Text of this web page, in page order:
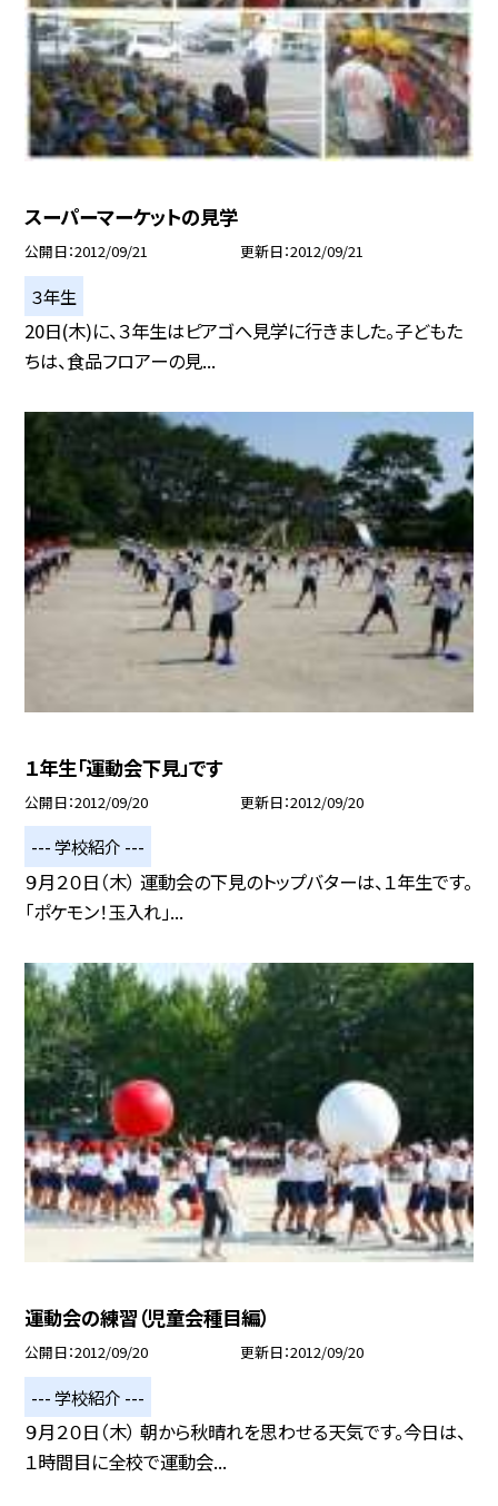
スーパーマーケットの見学
公開日 2012/09/21 更新日 2012/09/21
３年生
20日(木)に、３年生はピアゴへ見学に行きました。子どもた
ちは、食品フロアーの見...
１年生「運動会下見」です
公開日 2012/09/20 更新日 2012/09/20
--- 学校紹介 ---
９月２０日（木） 運動会の下見のトップバターは、１年生です。
「ポケモン！玉入れ」...
運動会の練習（児童会種目編）
公開日 2012/09/20 更新日 2012/09/20
--- 学校紹介 ---
９月２０日（木） 朝から秋晴れを思わせる天気です。今日は、
１時間目に全校で運動会...